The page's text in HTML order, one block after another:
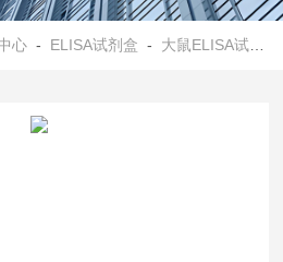
心 - ELISA试剂盒 - 大鼠ELISA试剂盒